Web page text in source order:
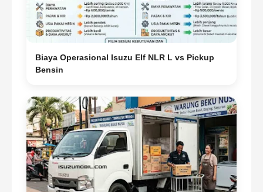
Biaya Operasional Isuzu Elf NLR L vs Pickup
Bensin